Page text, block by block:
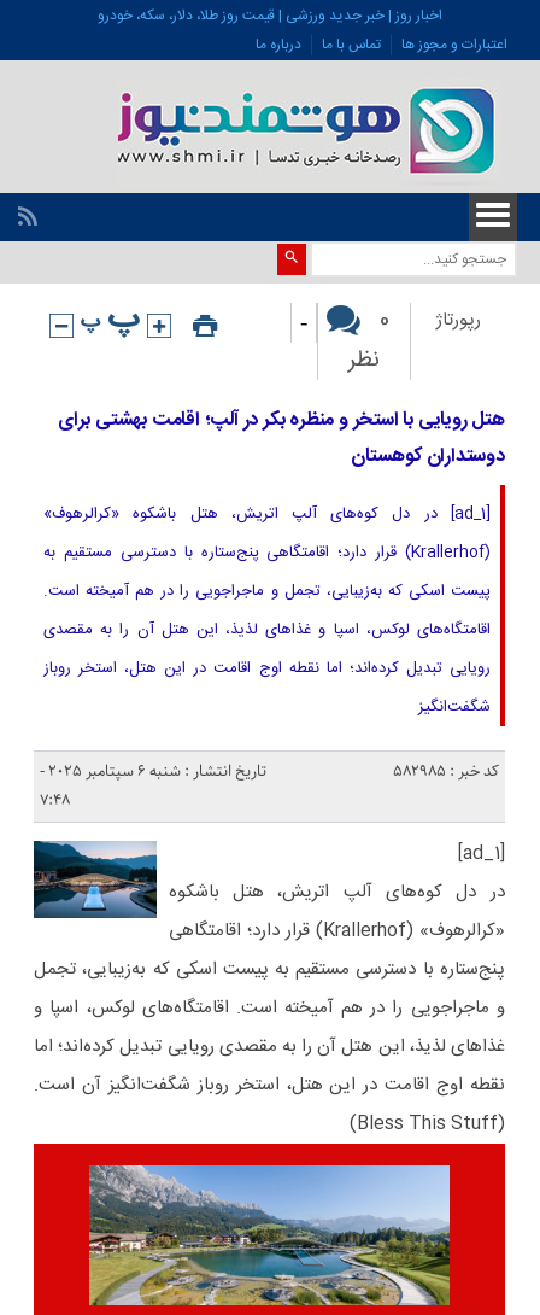
اخبار روز | خبر جدید ورزشی | قیمت روز طلا، دلار، سکه، خودرو
اعتبارات و مجوز ها
تماس با ما درباره ما
رپورتاژ
0
نظر
-
هتل رویایی با استخر و منظره بکر در آلپ؛ اقامت بهشتی برای
دوستداران کوهستان
[ad_1] در دل کوه‌های آلپ اتریش، هتل باشکوه «کرالرهوف»
(Krallerhof) قرار دارد؛ اقامتگاهی پنج‌ستاره با دسترسی مستقیم به
پیست اسکی که به‌زیبایی، تجمل و ماجراجویی را در هم آمیخته است.
اقامتگاه‌های لوکس، اسپا و غذاهای لذیذ، این هتل آن را به مقصدی
رویایی تبدیل کرده‌اند؛ اما نقطه اوج اقامت در این هتل، استخر روباز
شگفت‌انگیز
کد خبر : 582985
تاریخ انتشار : شنبه 6 سپتامبر 2025 -
7:48
[ad_1]
در دل کوه‌های آلپ اتریش، هتل باشکوه
«کرالرهوف» (Krallerhof) قرار دارد؛ اقامتگاهی
پنج‌ستاره با دسترسی مستقیم به پیست اسکی که به‌زیبایی، تجمل
و ماجراجویی را در هم آمیخته است. اقامتگاه‌های لوکس، اسپا و
غذاهای لذیذ، این هتل آن را به مقصدی رویایی تبدیل کرده‌اند؛ اما
نقطه اوج اقامت در این هتل، استخر روباز شگفت‌انگیز آن است.
(Bless This Stuff)